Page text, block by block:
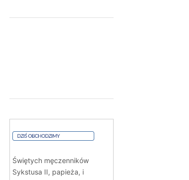
Świętych męczenników
Sykstusa II, papieża, i